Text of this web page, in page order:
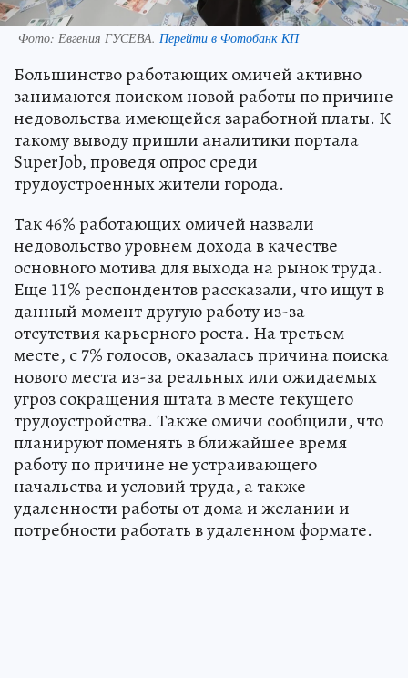
Фото: Евгения ГУСЕВА. Перейти в Фотобанк КП
Большинство работающих омичей активно
занимаются поиском новой работы по причине
недовольства имеющейся заработной платы. К
такому выводу пришли аналитики портала
SuperJob, проведя опрос среди
трудоустроенных жители города.
Так 46% работающих омичей назвали
недовольство уровнем дохода в качестве
основного мотива для выхода на рынок труда.
Еще 11% респондентов рассказали, что ищут в
данный момент другую работу из-за
отсутствия карьерного роста. На третьем
месте, с 7% голосов, оказалась причина поиска
нового места из-за реальных или ожидаемых
угроз сокращения штата в месте текущего
трудоустройства. Также омичи сообщили, что
планируют поменять в ближайшее время
работу по причине не устраивающего
начальства и условий труда, а также
удаленности работы от дома и желании и
потребности работать в удаленном формате.